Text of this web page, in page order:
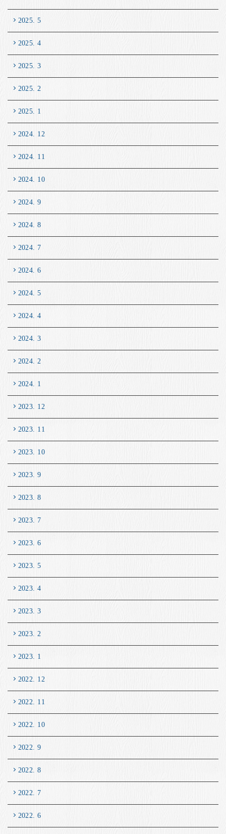
2025. 5
2025. 4
2025. 3
2025. 2
2025. 1
2024. 12
2024. 11
2024. 10
2024. 9
2024. 8
2024. 7
2024. 6
2024. 5
2024. 4
2024. 3
2024. 2
2024. 1
2023. 12
2023. 11
2023. 10
2023. 9
2023. 8
2023. 7
2023. 6
2023. 5
2023. 4
2023. 3
2023. 2
2023. 1
2022. 12
2022. 11
2022. 10
2022. 9
2022. 8
2022. 7
2022. 6